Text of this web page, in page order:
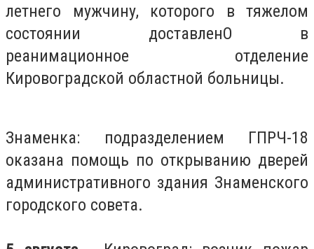
летнего мужчину, которого в тяжелом
состоянии доставленО в
реанимационное отделение
Кировоградской областной больницы.
Знаменка: подразделением ГПРЧ-18
оказана помощь по открыванию дверей
административного здания Знаменского
городского совета.